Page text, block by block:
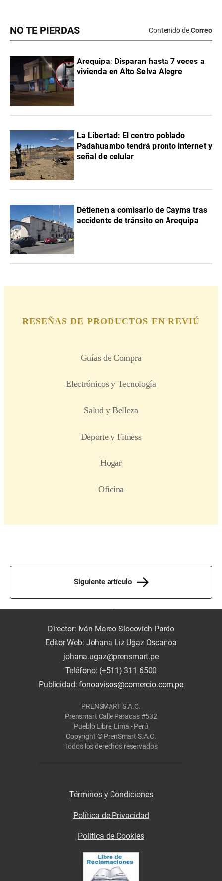
NO TE PIERDAS Contenido deCorreo
Arequipa: Disparan hasta 7 veces a
vivienda en Alto Selva Alegre
La Libertad: El centro poblado
Padahuambo tendrá pronto internet y
señal de celular
Detienen a comisario de Cayma tras
accidente de tránsito en Arequipa
Siguiente artículo
Director: Iván Marco Slocovich Pardo
Editor Web: Johana Liz Ugaz Oscanoa
johana.ugaz@prensmart.pe
Teléfono: (+511) 311 6500
Publicidad:fonoavisos@comercio.com.pe
PRENSMART S.A.C.
Prensmart Calle Paracas #532
Pueblo Libre, Lima - Perú
Copyright © PrenSmart S.A.C.
Todos los derechos reservados
Términos y Condiciones
Política de Privacidad
Politica de Cookies